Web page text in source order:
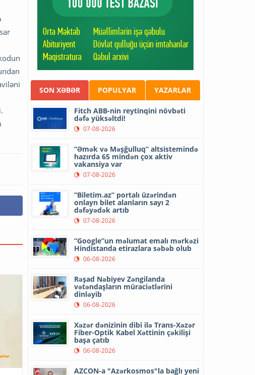
SON XƏBƏR POPULYAR YAZARLAR
Fitch ABB-nin reytinqini növbəti
dəfə yüksəltdi!
07-08-2026
“Əmək və Məşğulluq” altsistemində
hazırda 65 mindən çox aktiv
vakansiya var
07-08-2026
“Biletim.az” portalı üzərindən
onlayn bilet alanların sayı 2
dəfəyədək artıb
07-08-2026
“Google”un məlumat emalı mərkəzi
Hindistanda etirazlara səbəb olub
06-08-2026
Rəşad Nəbiyev Zəngilanda
vətəndaşların müraciətlərini
dinləyib
06-08-2026
Xəzər dənizinin dibi ilə Trans-Xəzər
Fiber-Optik Kabel Xəttinin çəkilişi
başa çatıb
06-08-2026
AZCON-a "Azərkosmos"la bağlı yeni